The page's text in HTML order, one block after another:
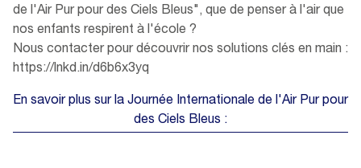
de l'Air Pur pour des Ciels Bleus", que de penser à l'air que
nos enfants respirent à l'école ?
Nous contacter pour découvrir nos solutions clés en main :
https://lnkd.in/d6b6x3yq
En savoir plus sur la Journée Internationale de l'Air Pur pour
des Ciels Bleus :